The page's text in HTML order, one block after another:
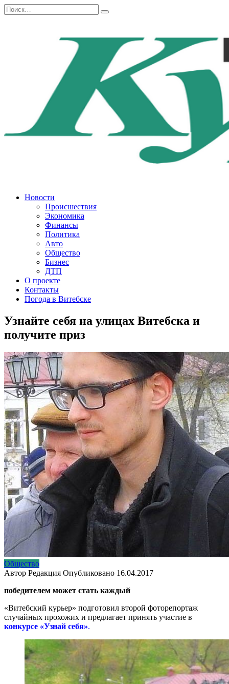
Перейти
к
Search
for:
Новости
Происшествия
Экономика
Финансы
Политика
Авто
Общество
Бизнес
ДТП
О проекте
Контакты
Погода в Витебске
Узнайте себя на улицах Витебска и
получите приз
Общество
Автор Редакция Опубликовано 16.04.2017
победителем может стать каждый
«Витебский курьер» подготовил второй фоторепортаж
случайных прохожих и предлагает принять участие в
конкурсе «Узнай себя».